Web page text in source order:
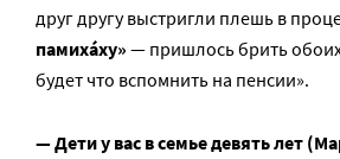
друг другу выстригли плешь в
памиха́ху» — пришлось брить
будет что вспомнить на пенсии».
— Дети у вас в семье девять лет